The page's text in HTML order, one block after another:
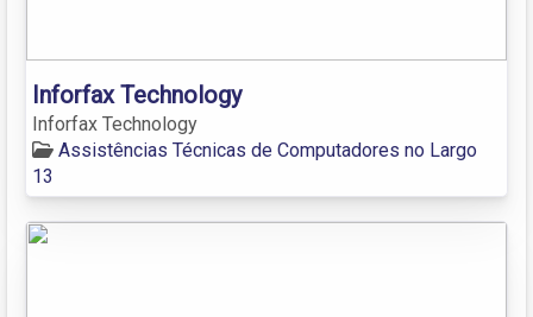
Inforfax Technology
Inforfax Technology
Assistências Técnicas de Computadores no Largo
13